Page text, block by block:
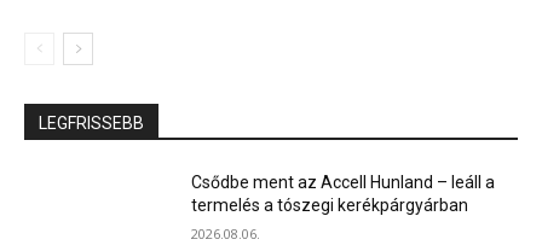
LEGFRISSEBB
Csődbe ment az Accell Hunland – leáll a
termelés a tószegi kerékpárgyárban
2026.08.06.